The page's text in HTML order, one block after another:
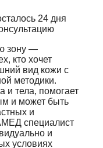
24 дня
зону —
кто хочет
вид кожи с
методики.
и тела, помогает
и может быть
и
специалист
и
условиях